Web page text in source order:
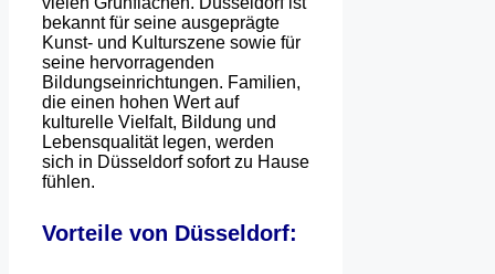
bekannt für seine ausgeprägte
Kunst- und Kulturszene sowie für
seine hervorragenden
Bildungseinrichtungen. Familien,
die einen hohen Wert auf
kulturelle Vielfalt, Bildung und
Lebensqualität legen, werden
sich in Düsseldorf sofort zu Hause
fühlen.
Vorteile von Düsseldorf: